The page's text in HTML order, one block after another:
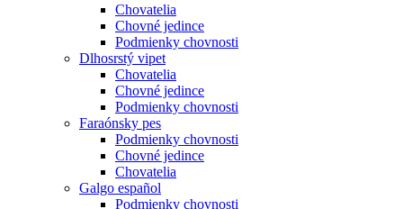
Chovatelia
Chovné jedince
Podmienky chovnosti
Dlhosrstý vipet
Chovatelia
Chovné jedince
Podmienky chovnosti
Faraónsky pes
Podmienky chovnosti
Chovné jedince
Chovatelia
Galgo español
Podmienky chovnosti